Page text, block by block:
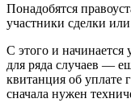
Понадобятся
участники сделки
С этого и начинается
для ряда случаев —
квитанция об уплате
сначала нужен